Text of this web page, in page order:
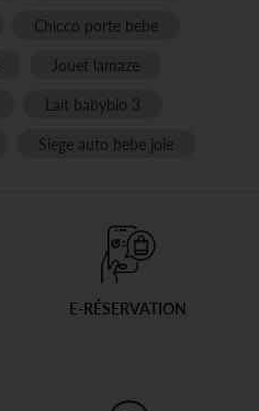
Chicco porte bebe
Jouet lamaze
Lait babybio 3
Siege auto bebe joie
E-RÉSERVATION